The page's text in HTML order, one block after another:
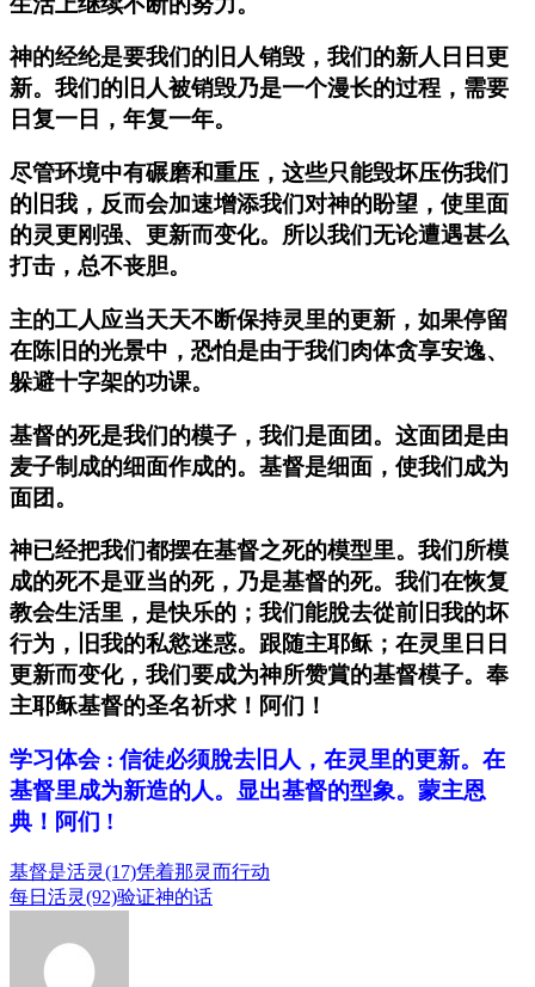
神的经纶是要我们的旧人销毁，我们的新人日日更
新。我们的旧人被销毁乃是一个漫长的过程，需要
日复一日，年复一年。
尽管环境中有碾磨和重压，这些只能毁坏压伤我们
的旧我，反而会加速增添我们对神的盼望，使里面
的灵更刚强、更新而变化。所以我们无论遭遇甚么
打击，总不丧胆。
主的工人应当天天不断保持灵里的更新，如果停留
在陈旧的光景中，恐怕是由于我们肉体贪享安逸、
躲避十字架的功课。
基督的死是我们的模子，我们是面团。这面团是由
麦子制成的细面作成的。基督是细面，使我们成为
面团。
神已经把我们都摆在基督之死的模型里。我们所模
成的死不是亚当的死，乃是基督的死。 我们在恢复
教会生活里，是快乐的；我们能脫去從前旧我的坏
行为，旧我的私慾迷惑。跟随主耶稣；在灵里日日
更新而变化，我们要成为神所赞賞的基督模子。奉
主耶稣基督的圣名祈求！阿们！
学习体会 : 信徒必须脫去旧人，在灵里的更新。在
基督里成为新造的人。显出基督的型象。蒙主恩
典！阿们 !
基督是活灵(17)凭着那灵而行动
每日活灵(92)验证神的话